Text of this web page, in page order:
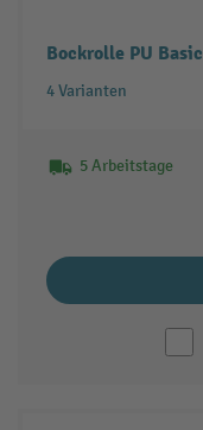
Bockrolle PU Basic
4 Varianten
5 Arbeitstage